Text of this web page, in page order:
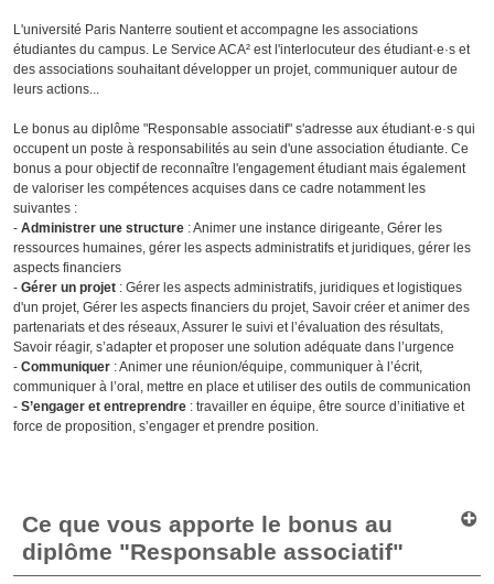
L'université Paris Nanterre soutient et accompagne les associations
étudiantes du campus. Le Service ACA² est l'interlocuteur des étudiant·e·s et
des associations souhaitant développer un projet, communiquer autour de
leurs actions...
Le bonus au diplôme "Responsable associatif" s'adresse aux étudiant·e·s qui
occupent un poste à responsabilités au sein d'une association étudiante. Ce
bonus a pour objectif de reconnaître l'engagement étudiant mais également
de valoriser les compétences acquises dans ce cadre notamment les
suivantes :
- Administrer une structure : Animer une instance dirigeante, Gérer les
ressources humaines, gérer les aspects administratifs et juridiques, gérer les
aspects financiers
- Gérer un projet : Gérer les aspects administratifs, juridiques et logistiques
d'un projet, Gérer les aspects financiers du projet, Savoir créer et animer des
partenariats et des réseaux, Assurer le suivi et l’évaluation des résultats,
Savoir réagir, s’adapter et proposer une solution adéquate dans l’urgence
- Communiquer : Animer une réunion/équipe, communiquer à l’écrit,
communiquer à l’oral, mettre en place et utiliser des outils de communication
- S’engager et entreprendre : travailler en équipe, être source d’initiative et
force de proposition, s’engager et prendre position.
Ce que vous apporte le bonus au
diplôme "Responsable associatif"